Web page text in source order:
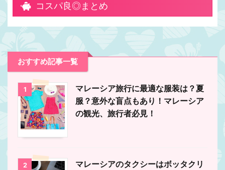
コスパ良◎まとめ
おすすめ記事一覧
1
マレーシア旅行に最適な服装は？夏
服？意外な盲点もあり！マレーシア
の観光、旅行者必見！
2
マレーシアのタクシーはボッタクリ